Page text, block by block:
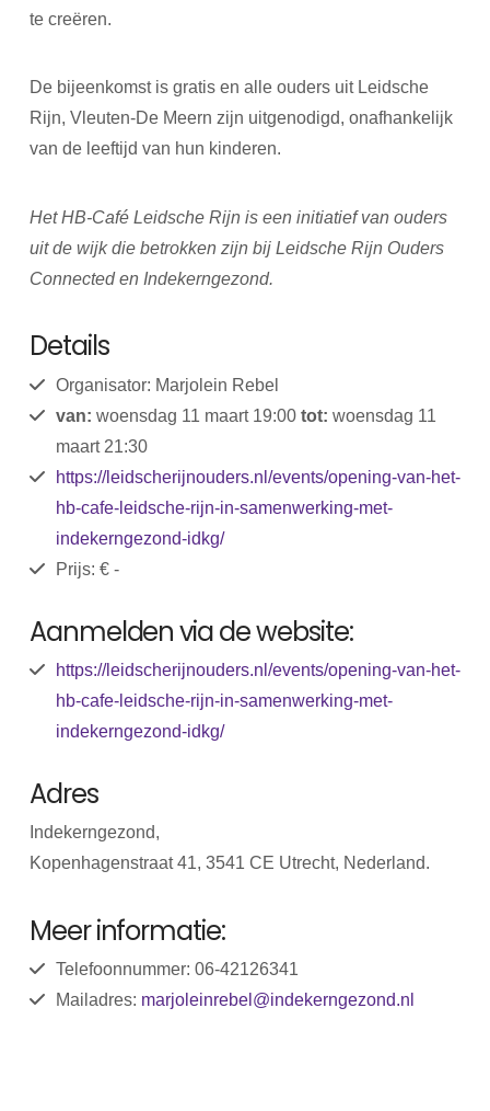
te creëren.
De bijeenkomst is gratis en alle ouders uit Leidsche
Rijn, Vleuten-De Meern zijn uitgenodigd, onafhankelijk
van de leeftijd van hun kinderen.
Het HB-Café Leidsche Rijn is een initiatief van ouders
uit de wijk die betrokken zijn bij Leidsche Rijn Ouders
Connected en Indekerngezond.
Details
Organisator: Marjolein Rebel
van: woensdag 11 maart 19:00 tot: woensdag 11
maart 21:30
https://leidscherijnouders.nl/events/opening-van-het-
hb-cafe-leidsche-rijn-in-samenwerking-met-
indekerngezond-idkg/
Prijs: € -
Aanmelden via de website:
https://leidscherijnouders.nl/events/opening-van-het-
hb-cafe-leidsche-rijn-in-samenwerking-met-
indekerngezond-idkg/
Adres
Indekerngezond,
Kopenhagenstraat 41, 3541 CE Utrecht, Nederland.
Meer informatie:
Telefoonnummer: 06-42126341
Mailadres: marjoleinrebel@indekerngezond.nl